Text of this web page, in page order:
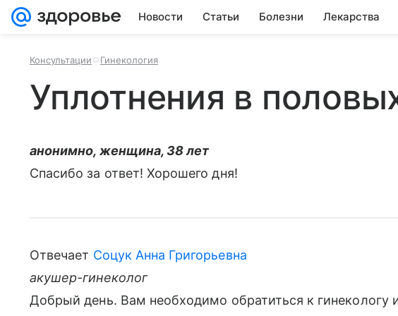
Новости Статьи Болезни Лекарства
Консультации Гинекология
Уплотнения в
анонимно, женщина, 38 лет
Спасибо за ответ! Хорошего дня!
Отвечает Соцук Анна Григорьевна
акушер-гинеколог
Добрый день. Вам необходимо обратиться к гинекологу